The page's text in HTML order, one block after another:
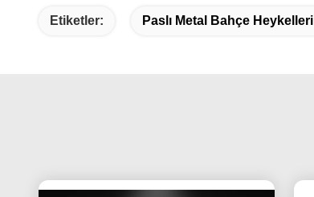
Etiketler: Paslı Metal Bahçe Heykelleri